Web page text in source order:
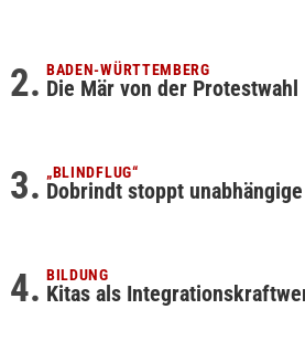
BADEN-WÜRTTEMBERG
Die Mär von der Protestwahl
„BLINDFLUG“
Dobrindt stoppt
BILDUNG
Kitas als